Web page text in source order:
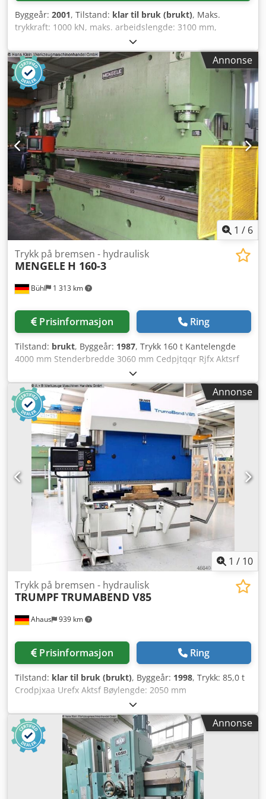
Byggeår: 2001, Tilstand: klar til bruk (brukt), Maks.
trykkraft: 1000 kN, maks. arbeidslengde: 3100 mm,
utladning: 250 mm, tilkoblingseffekt: 18 kW, vekt: 9,5 t,
driftstimerteller: 76 566 t, leveres med tilbehør og
dokumentasjon, er regelmessig vedlikeholdt. Cjdpfx
Akolzizmotsrf
Annonse
1 / 6
Bühl 1 313 km
Trykk på bremsen - hydraulisk
MENGELE H 160-3
Prisinformasjon Ring
Tilstand: brukt, Byggeår: 1987, Trykk 160 t Kantelengde
4000 mm Stenderbredde 3060 mm Cedpjtqqr Rjfx Aktsrf
Styring FORTRON CNC 10 H 4 Utsparing 280 mm Slag 250
mm Innbyggingshøyde 500 mm Bordlengde 4050 mm
Bordbredde 280 mm Hastighet ned 70 mm/sek Hastighet
opp 68,4 mm/sek Arbeidshastighet 9 / 3,5 mm/sek Maks.
driftstrykk 205 bar Oljevolum 400 l Total tilført effekt 19,5
kW Maskinvekt ca. 20,8 t Totalvekt inkl. tilbehør 22 t
Maskinens dimensjoner L x B x H 4,8 x 1,88 x 2,93 m
Dimensjoner styreskap 1,6 x 0,5 x 2,25 m - 3-akse maskin -
med bombasering - med grafikk Tilbehør: programmerbar
bakanslag, over- og underverktøy, bordforlengere
Annonse
1 / 10
Ahaus 939 km
Trykk på bremsen - hydraulisk
TRUMPF TRUMABEND V85
Prisinformasjon Ring
Tilstand: klar til bruk (brukt), Byggeår: 1998, Trykk: 85,0 t
Crodpjxaa Urefx Aktsf Bøylengde: 2050 mm
Stenderavstand: 1750 mm Stenderutladning: 410 mm
Slaglengde: 365 mm Innbyggingshøyde: 535 mm
Innstillingshastighet: 200 mm/sek Arbeidshastighet: 1,0 –
10,0 mm/sek Returhastighet: 135 mm/sek Bakanslag –
justerbart maks. 600 mm Bordbredde: 120 mm
Arbeidshøyde: 1050 mm Driftstimer: 28.500 t Oljevolum:
200 l Arbeidstrykk: 340 bar Totalt effektbehov: 14,0 kVA
Maskinvekt ca.: 9050 kg Dimensjoner LxBxH: 2680 x 2100 x
Annonse